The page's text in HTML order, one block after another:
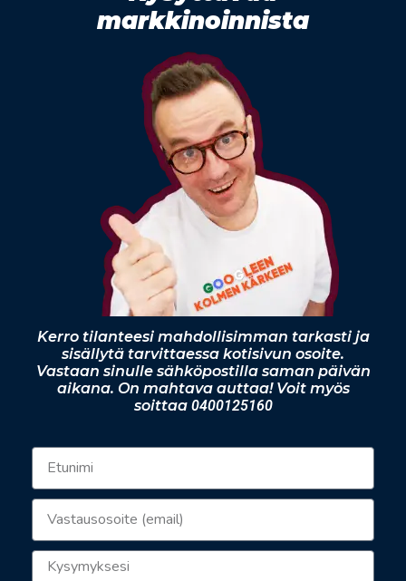
markkinoinnista
Kerro tilanteesi mahdollisimman tarkasti ja
sisällytä tarvittaessa kotisivun osoite.
Vastaan sinulle sähköpostilla saman päivän
aikana. On mahtava auttaa! Voit myös
soittaa 0400125160